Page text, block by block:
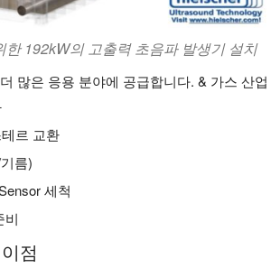
한 192kW의 고출력 초음파 발생기 설치
많은 응용 분야에 공급합니다. & 가스 산업
르 교환
름)
세척
비
점